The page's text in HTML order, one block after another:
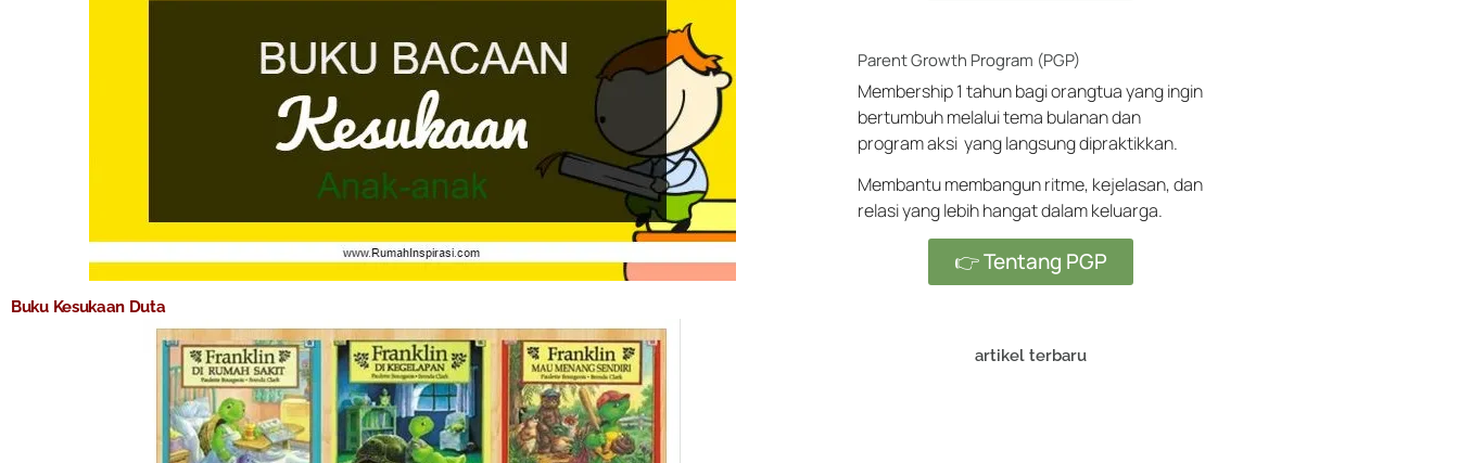
Buku Kesukaan Duta
Parent Growth Program (PGP)
Membership 1 tahun bagi orangtua yang ingin
bertumbuh melalui tema bulanan dan
program aksi yang langsung dipraktikkan.
Membantu membangun ritme, kejelasan, dan
relasi yang lebih hangat dalam keluarga.
👉 Tentang PGP
artikel terbaru